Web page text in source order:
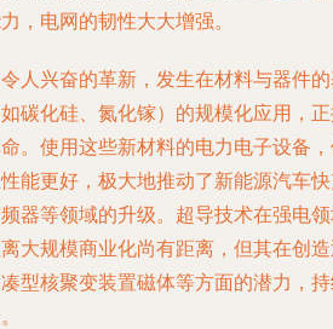
，电网的韧性大大增强。
人兴奋的革新，发生在材料与器件
碳化硅、氮化镓）的规模化应用，
。使用这些新材料的电力电子设备
能更好，极大地推动了新能源汽车
器等领域的升级。超导技术在强电
大规模商业化尚有距离，但其在创
型核聚变装置磁体等方面的潜力，